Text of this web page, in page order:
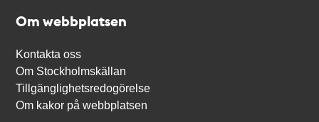
Om webbplatsen
Kontakta oss
Om Stockholmskällan
Tillgänglighetsredogörelse
Om kakor på webbplatsen